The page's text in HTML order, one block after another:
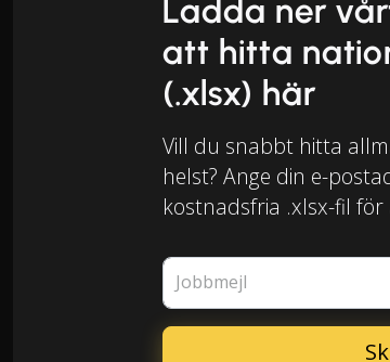
Ladda ner
att hitta
(.xlsx) här
Vill du snabbt hitta
helst? Ange din e-
kostnadsfria .xlsx-fil
Jobbmejl